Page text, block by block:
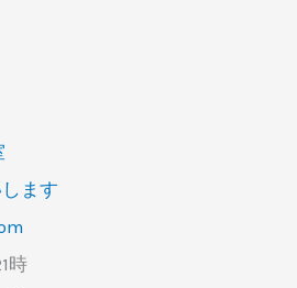
ます
時